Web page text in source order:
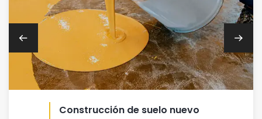
Construcción de suelo nuevo